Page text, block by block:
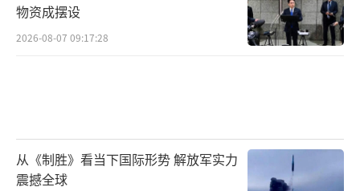
物资成摆设
2026-08-07 09:17:28
从《制胜》看当下国际形势 解放军实力
震撼全球